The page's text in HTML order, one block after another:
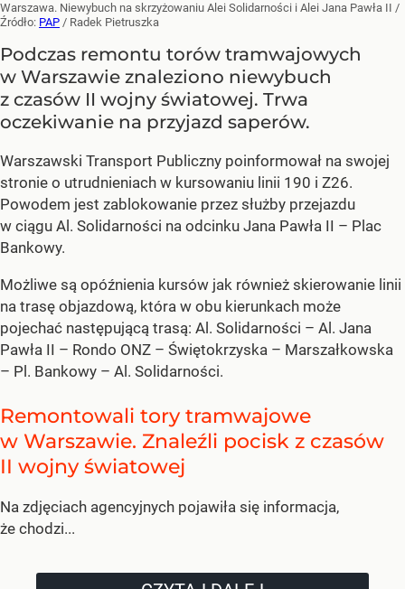
Warszawa. Niewybuch na skrzyżowaniu Alei Solidarności i Alei Jana Pawła II /
Źródło: PAP / Radek Pietruszka
Podczas remontu torów tramwajowych
w Warszawie znaleziono niewybuch
z czasów II wojny światowej. Trwa
oczekiwanie na przyjazd saperów.
Warszawski Transport Publiczny poinformował na swojej
stronie o utrudnieniach w kursowaniu linii 190 i Z26.
Powodem jest zablokowanie przez służby przejazdu
w ciągu Al. Solidarności na odcinku Jana Pawła II – Plac
Bankowy.
Możliwe są opóźnienia kursów jak również skierowanie linii
na trasę objazdową, która w obu kierunkach może
pojechać następującą trasą: Al. Solidarności – Al. Jana
Pawła II – Rondo ONZ – Świętokrzyska – Marszałkowska
– Pl. Bankowy – Al. Solidarności.
Remontowali tory tramwajowe
w Warszawie. Znaleźli pocisk z czasów
II wojny światowej
Na zdjęciach agencyjnych pojawiła się informacja,
że chodzi...